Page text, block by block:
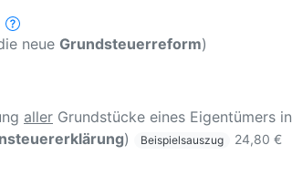
neue Grundsteuerreform)
aller Grundstücke eines Eigentümers in
) Beispielsauszug
24,80 €